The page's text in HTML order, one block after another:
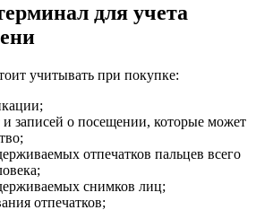
для учета
учитывать при покупке:
и записей о посещении, которые может
отпечатков пальцев всего
снимков лиц;
отпечатков;